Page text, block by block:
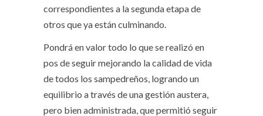
correspondientes a la segunda etapa de
otros que ya están culminando.
Pondrá en valor todo lo que se realizó en
pos de seguir mejorando la calidad de vida
de todos los sampedreños, logrando un
equilibrio a través de una gestión austera,
pero bien administrada, que permitió seguir